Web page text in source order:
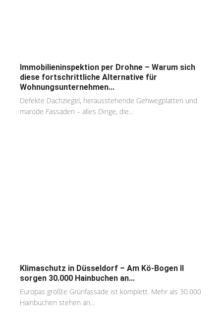
Immobilieninspektion per Drohne – Warum sich
diese fortschrittliche Alternative für
Wohnungsunternehmen...
Defekte Dachziegel, herausstehende Gehwegplatten und
marode Fassaden – alles Dinge, die...
Klimaschutz in Düsseldorf – Am Kö-Bogen II
sorgen 30.000 Hainbuchen an...
Europas größte Grünfassade ist komplett. Mehr als 30.000
Hainbuchen stehen an...